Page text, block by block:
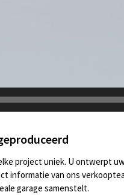
project uniek. U ontwerpt
informatie van ons
garage samenstelt.